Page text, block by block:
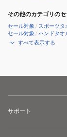
その他のカテゴリの
セール対象 / スポーツタ
セール対象 /ハンドタオ
すべて表示する
サポート